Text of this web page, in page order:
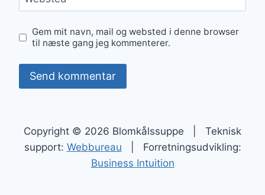
Gem mit navn, mail og websted i denne browser
til næste gang jeg kommenterer.
Copyright © 2026 Blomkålssuppe | Teknisk
support: Webbureau | Forretningsudvikling:
Business Intuition